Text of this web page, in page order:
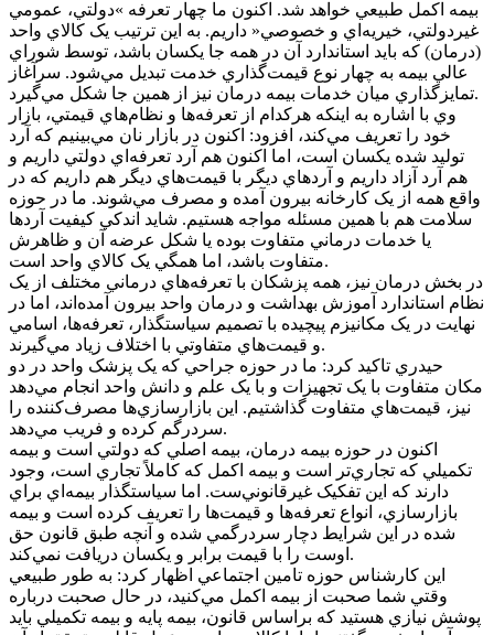
بيمه اکمل طبيعي خواهد شد. اکنون ما چهار تعرفه »دولتي، عمومي
غيردولتي، خيريه‌اي و خصوصي« داريم. به اين ترتيب يک کالاي واحد
(درمان) که بايد استاندارد آن در همه جا يکسان باشد، توسط شوراي
عالي بيمه به چهار نوع قيمت‌گذاري خدمت تبديل مي‌شود. سرآغاز
تمايزگذاري ميان خدمات بيمه درمان نيز از همين جا شکل مي‌گيرد.
وي با اشاره به اينکه هرکدام از تعرفه‌ها و نظام‌هاي قيمتي، بازار
خود را تعريف مي‌کند، افزود: اکنون در بازار نان مي‌بينيم که آرد
توليد شده يکسان است، اما اکنون هم آرد تعرفه‌اي دولتي داريم و
هم آرد آزاد داريم و آرد‌هاي ديگر با قيمت‌هاي ديگر هم داريم که در
واقع همه از يک کارخانه بيرون آمده و مصرف مي‌شوند. ما در حوزه
سلامت هم با همين مسئله مواجه هستيم. شايد اندکي کيفيت آرد‌ها
يا خدمات درماني متفاوت بوده يا شکل عرضه آن و ظاهرش
متفاوت باشد، اما همگي يک کالاي واحد است.
در بخش درمان نيز، همه پزشکان با تعرفه‌هاي درماني مختلف از يک
نظام استاندارد آموزش بهداشت و درمان واحد بيرون آمده‌اند، اما در
نهايت در يک مکانيزم پيچيده با تصميم سياستگذار، تعرفه‌ها، اسامي
و قيمت‌هاي متفاوتي با اختلاف زياد مي‌گيرند.
حيدري تاکيد کرد: ما در حوزه جراحي که يک پزشک واحد در دو
مکان متفاوت با يک تجهيزات و با يک علم و دانش واحد انجام مي‌دهد
نيز، قيمت‌هاي متفاوت گذاشتيم. اين بازارسازي‌ها مصرف‌کننده را
سردرگم کرده و فريب مي‌دهد.
اکنون در حوزه بيمه درمان، بيمه اصلي که دولتي است و بيمه
تکميلي که تجاري‌تر است و بيمه اکمل که کاملاً تجاري است، وجود
دارند که اين تفکيک غيرقانوني‌ست. اما سياستگذار بيمه‌اي براي
بازارسازي، انواع تعرفه‌ها و قيمت‌ها را تعريف کرده است و بيمه
شده در اين شرايط دچار سردرگمي شده و آنچه طبق قانون حق
اوست را با قيمت برابر و يکسان دريافت نمي‌کند.
اين کارشناس حوزه تامين اجتماعي اظهار کرد: به طور طبيعي
وقتي شما صحبت از بيمه اکمل مي‌کنيد، در حال صحبت درباره
پوشش نيازي هستيد که براساس قانون، بيمه پايه و بيمه تکميلي بايد